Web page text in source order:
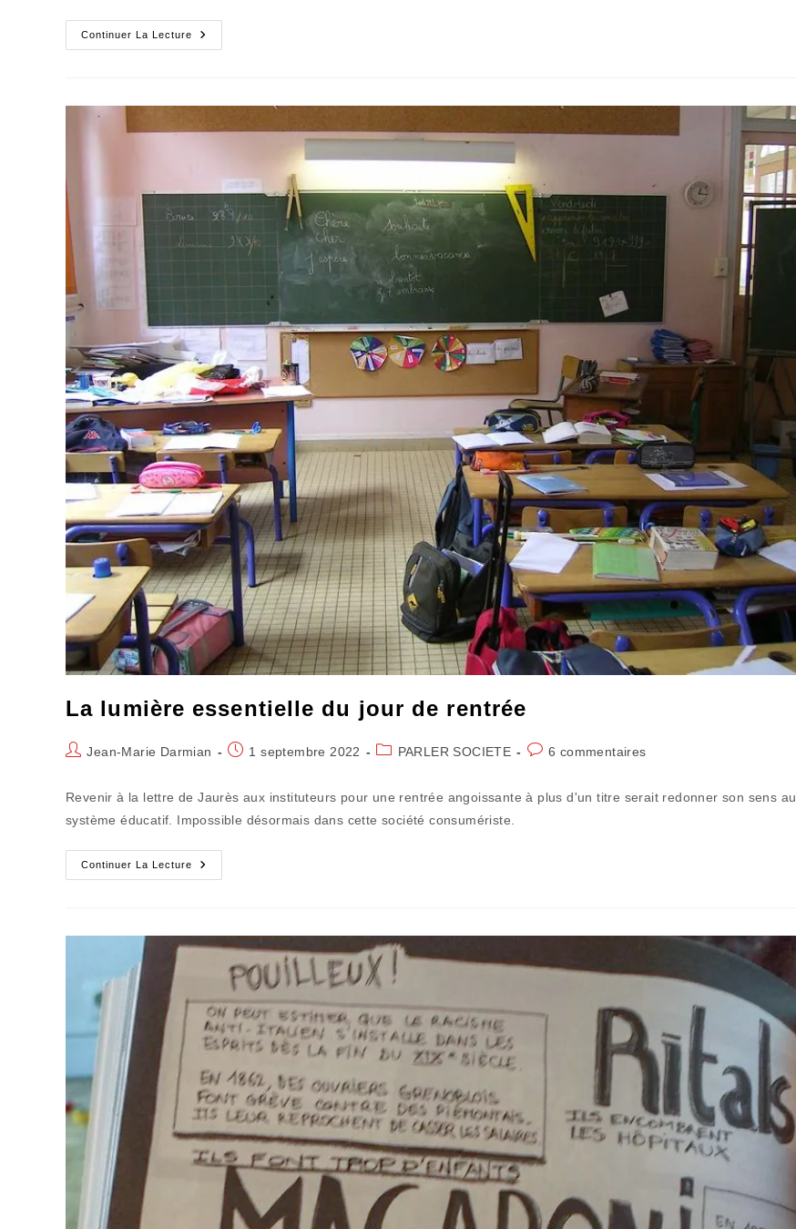
Continuer La Lecture
Le
Nobel
Paix
La lumière essentielle du jour de rentrée
Auteur/autrice
publication :
Jean-Marie Darmian
Publication
1 septembre 2022
PostPARLER SOCIETE
Commentaires
publication :
6 commentaires
Revenir à la lettre de Jaurès aux instituteurs pour une rentrée angoissante à plus d'un titre serait redonner son sens au
système éducatif. Impossible désormais dans cette société consumériste.
Continuer La Lecture
La
Lumière
Rentrée